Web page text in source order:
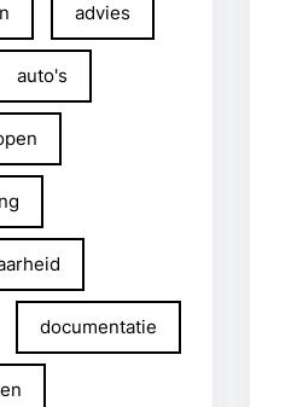
advies
auto's
documentatie